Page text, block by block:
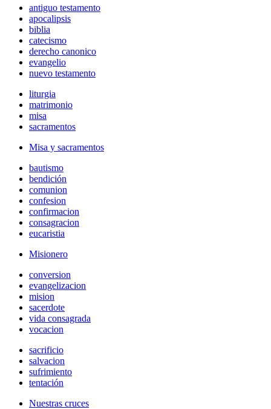
antiguo testamento
apocalipsis
biblia
catecismo
derecho canonico
evangelio
nuevo testamento
liturgia
matrimonio
misa
sacramentos
Misa y sacramentos
bautismo
bendición
comunion
confesion
confirmacion
consagracion
eucaristia
Misionero
conversion
evangelizacion
mision
sacerdote
vida consagrada
vocacion
sacrificio
salvacion
sufrimiento
tentación
Nuestras cruces